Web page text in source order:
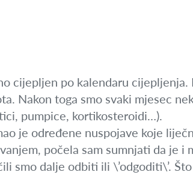
cijepljen po kalendaru
Nakon toga smo svaki mjesec
pumpice, kortikosteroidi…).
je određene nuspojave koje
počela sam sumnjati da je i
smo dalje odbiti ili \’odgoditi\’.